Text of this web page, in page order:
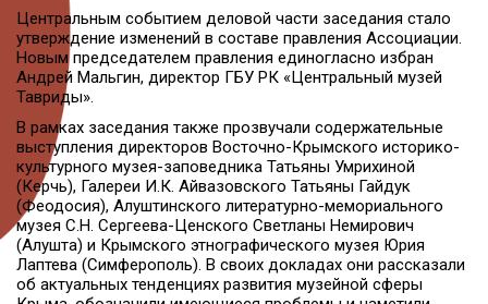
Центральным событием деловой части заседания стало
утверждение изменений в составе правления Ассоциации.
Новым председателем правления единогласно избран
Андрей Мальгин, директор ГБУ РК «Центральный музей
Тавриды».
В рамках заседания также прозвучали содержательные
выступления директоров Восточно-Крымского историко-
культурного музея-заповедника Татьяны Умрихиной
(Керчь), Галереи И.К. Айвазовского Татьяны Гайдук
(Феодосия), Алуштинского литературно-мемориального
музея С.Н. Сергеева-Ценского Светланы Немирович
(Алушта) и Крымского этнографического музея Юрия
Лаптева (Симферополь). В своих докладах они рассказали
об актуальных тенденциях развития музейной сферы